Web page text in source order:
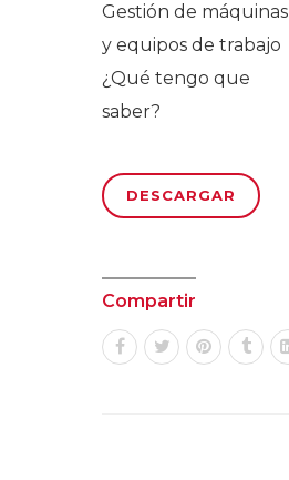
Gestión de máquinas
y equipos de trabajo
¿Qué tengo que
saber?
DESCARGAR
Compartir